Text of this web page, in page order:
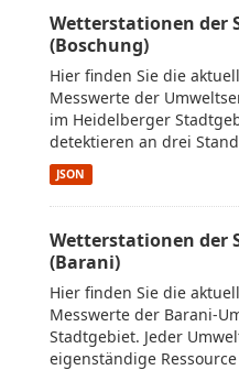
Wetterstationen der
(Boschung)
Hier finden Sie die
Messwerte der
im Heidelberger
detektieren an drei
JSON
Wetterstationen der
(Barani)
Hier finden Sie die
Messwerte der Barani-
Stadtgebiet. Jeder
eigenständige